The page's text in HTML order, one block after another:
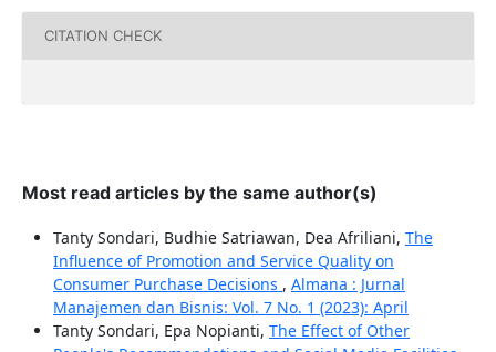
CITATION CHECK
Most read articles by the same author(s)
Tanty Sondari, Budhie Satriawan, Dea Afriliani, The
Influence of Promotion and Service Quality on
Consumer Purchase Decisions , Almana : Jurnal
Manajemen dan Bisnis: Vol. 7 No. 1 (2023): April
Tanty Sondari, Epa Nopianti, The Effect of Other